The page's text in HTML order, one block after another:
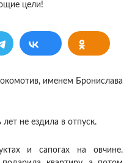
именем Бронислава
лет не ездила в отпуск.
и сапогах на овчине.